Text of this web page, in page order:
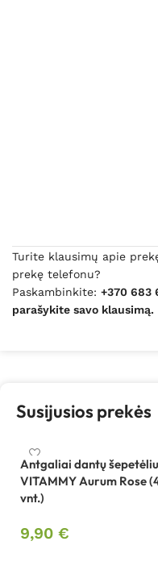
Turite klausimų apie
prekę telefonu?
Paskambinkite: +370 683
parašykite savo klausimą.
Susijusios prekės
Antgaliai dantų
VITAMMY Aurum Rose
vnt.)
9,90 €